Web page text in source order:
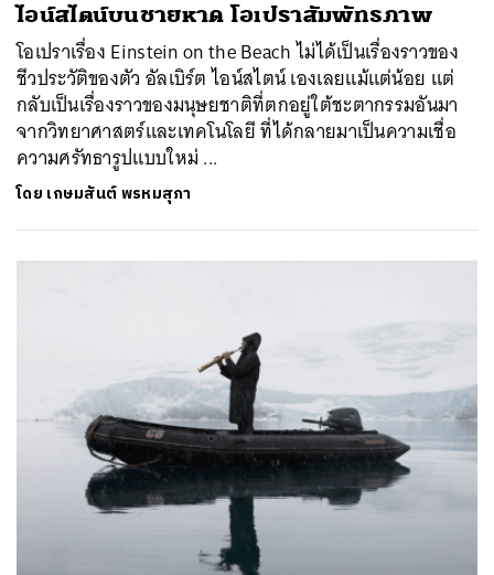
ไอน์สไตน์บนชายหาด โอเปราสัมพัทธภาพ
โอเปราเรื่อง Einstein on the Beach ไม่ได้เป็นเรื่องราวของ
ชีวประวัติของตัว อัลเบิร์ต ไอน์สไตน์ เองเลยแม้แต่น้อย แต่
กลับเป็นเรื่องราวของมนุษยชาติที่ตกอยู่ใต้ชะตากรรมอันมา
จากวิทยาศาสตร์และเทคโนโลยี ที่ได้กลายมาเป็นความเชื่อ
ความศรัทธารูปแบบใหม่ ...
โดย เกษมสันต์ พรหมสุภา